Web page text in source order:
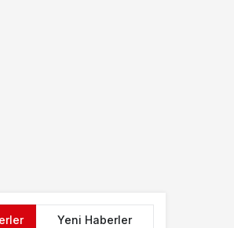
Yeni Haberler